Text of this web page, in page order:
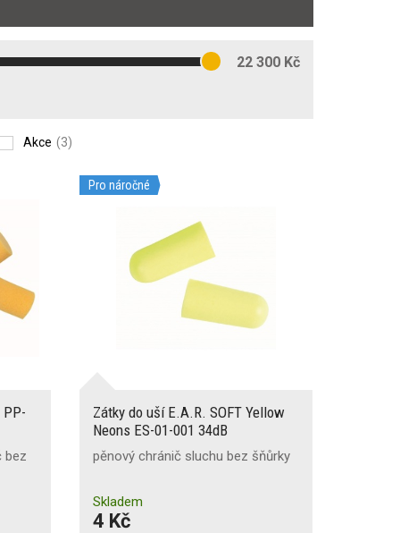
22 300 Kč
Akce (3)
PP-
bez
Pro náročné
Zátky do uší E.A.R. SOFT Yellow
Neons ES-01-001 34dB
pěnový chránič sluchu bez šňůrky
Skladem
4 Kč